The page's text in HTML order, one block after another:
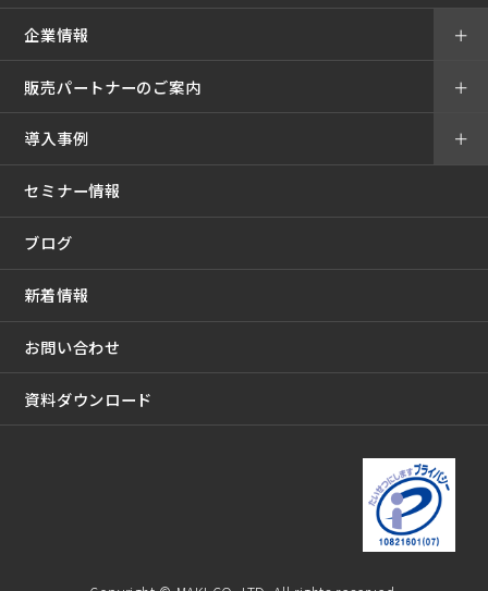
企業情報 ＋
販売パートナーのご案内 ＋
導入事例
セミナー情報
＋
ブログ
新着情報
お問い合わせ
資料ダウンロード